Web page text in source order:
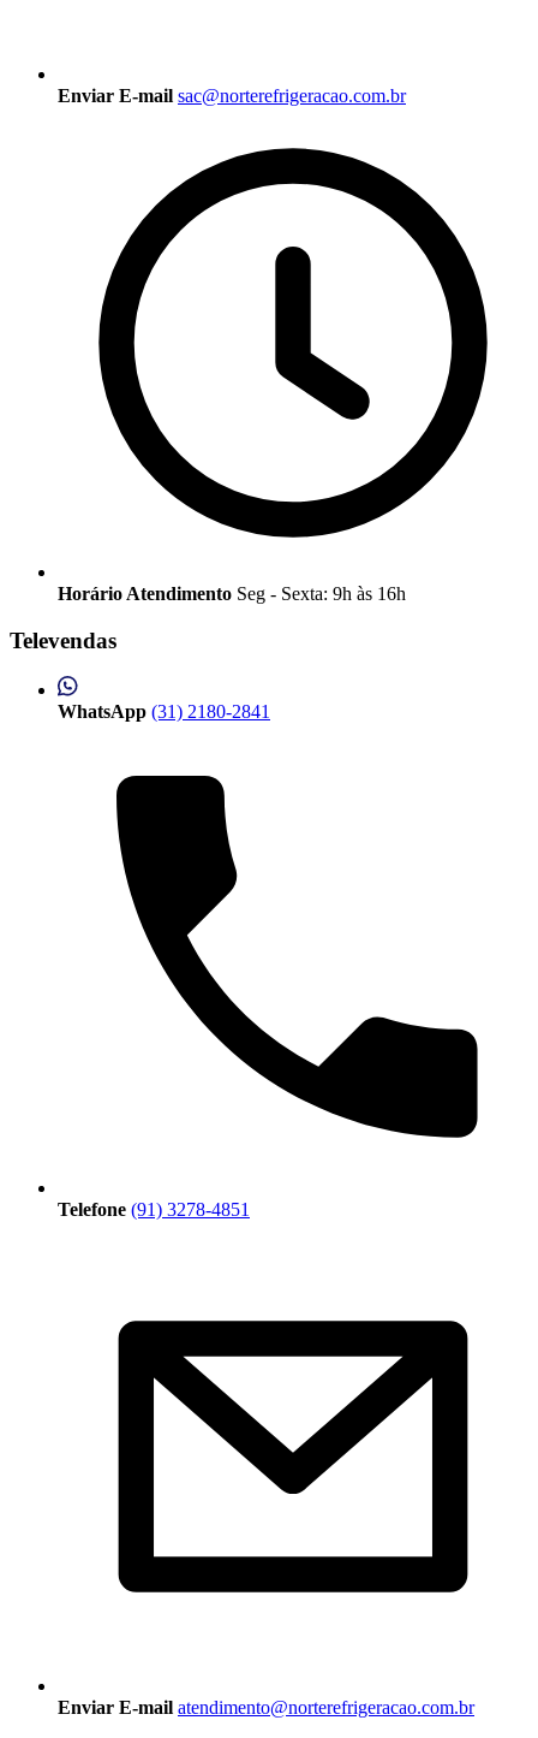
Enviar E-mail sac@norterefrigeracao.com.br
Horário Atendimento Seg - Sexta: 9h às 16h
Televendas
WhatsApp (31) 2180-2841
Telefone (91) 3278-4851
Enviar E-mail atendimento@norterefrigeracao.com.br